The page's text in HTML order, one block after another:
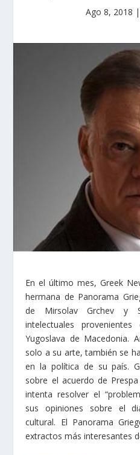
Ago 8, 2018 |
En el último mes, Greek
hermana de Panorama
de Mirsolav Grchev y
intelectuales
Yugoslava de Macedonia.
solo a su arte, también se
en la política de su país.
sobre el acuerdo de
intenta resolver el
sus opiniones sobre el
cultural. El Panorama
extractos más interesantes